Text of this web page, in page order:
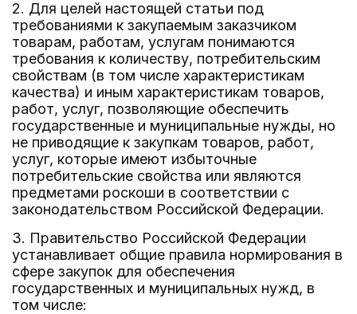
2. Для целей настоящей статьи под
требованиями к закупаемым заказчиком
товарам, работам, услугам понимаются
требования к количеству, потребительским
свойствам (в том числе характеристикам
качества) и иным характеристикам товаров,
работ, услуг, позволяющие обеспечить
государственные и муниципальные нужды, но
не приводящие к закупкам товаров, работ,
услуг, которые имеют избыточные
потребительские свойства или являются
предметами роскоши в соответствии с
законодательством Российской Федерации.
3. Правительство Российской Федерации
устанавливает общие правила нормирования в
сфере закупок для обеспечения
государственных и муниципальных нужд, в
том числе: